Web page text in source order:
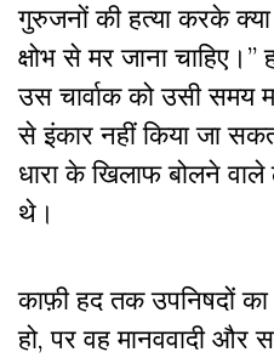
गुरुजनों की हत्या करके क्या
क्षोभ से मर जाना चाहिए।”
उस चार्वाक को उसी समय
से इंकार नहीं किया जा
धारा के खिलाफ बोलने
थे।
काफ़ी हद तक उपनिषदों का
हो, पर वह मानववादी और